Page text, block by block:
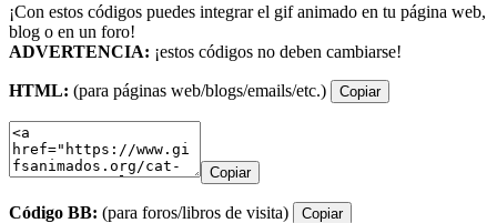
¡Con estos códigos puedes integrar el gif animado en tu página web,
blog o en un foro!
ADVERTENCIA: ¡estos códigos no deben cambiarse!
HTML: (para páginas web/blogs/emails/etc.) Copiar
Copiar
Código BB: (para foros/libros de visita) Copiar